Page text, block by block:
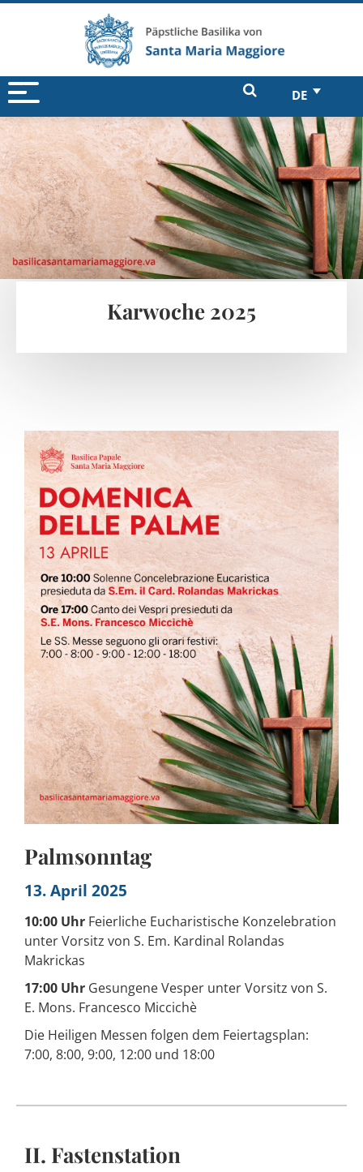
DE
Karwoche 2025
Palmsonntag
13. April 2025
10:00 Uhr Feierliche Eucharistische Konzelebration
unter Vorsitz von S. Em. Kardinal Rolandas
Makrickas
17:00 Uhr Gesungene Vesper unter Vorsitz von S.
E. Mons. Francesco Miccichè
Die Heiligen Messen folgen dem Feiertagsplan:
7:00, 8:00, 9:00, 12:00 und 18:00
II. Fastenstation